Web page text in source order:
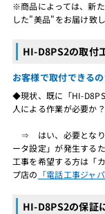
※商品によっては、新
した"美品"をお届け致し
HI-D8PS2の取付
お客様で取付できる
◆現状、既に「HI-
人による作業が必要か？
⇒ はい、必要となり
ータ設定」が発生する
工事を希望する方は「
プ店の 「電話工事ジャパ
HI-D8PS2の保証